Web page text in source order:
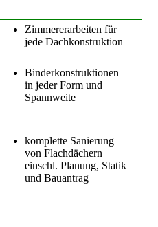
Zimmererarbeiten für
jede Dachkonstruktion
Binderkonstruktionen
in jeder Form und
Spannweite
komplette Sanierung
von Flachdächern
einschl. Planung, Statik
und Bauantrag